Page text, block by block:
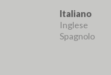
Italiano
Inglese
Spagnolo